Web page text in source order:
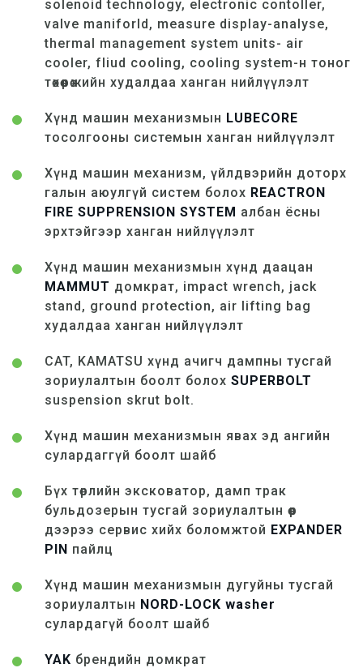
solenoid technology, electronic contoller,
valve maniforld, measure display-analyse,
thermal management system units- air
cooler, fliud cooling, cooling system-н тоног
төхөөрөжийн худалдаа ханган нийлүүлэлт
Хүнд машин механизмын LUBECORE
тосолгооны системын ханган нийлүүлэлт
Хүнд машин механизм, үйлдвэрийн доторх
галын аюулгүй систем болох REACTRON
FIRE SUPPRENSION SYSTEM албан ёсны
эрхтэйгээр ханган нийлүүлэлт
Хүнд машин механизмын хүнд даацан
MAMMUT домкрат, impact wrench, jack
stand, ground protection, air lifting bag
худалдаа ханган нийлүүлэлт
CAT, KAMATSU хүнд ачигч дампны тусгай
зориулалтын боолт болох SUPERBOLT
suspension skrut bolt.
Хүнд машин механизмын явах эд ангийн
сулардаггүй боолт шайб
Бүх төрлийн эксковатор, дамп трак
бульдозерын тусгай зориулалтын өөр
дээрээ сервис хийх боломжтой EXPANDER
PIN пайлц
Хүнд машин механизмын дугуйны тусгай
зориулалтын NORD-LOCK washer
сулардагүй боолт шайб
YAK брендийн домкрат